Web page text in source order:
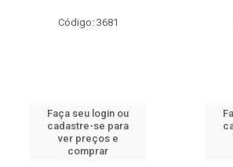
Código: 3681
Faça seu login ou
cadastre-se para
ver preços e
comprar